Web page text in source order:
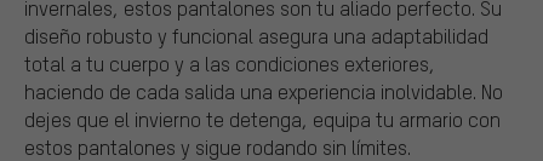
invernales, estos pantalones son tu aliado perfecto. Su
diseño robusto y funcional asegura una adaptabilidad
total a tu cuerpo y a las condiciones exteriores,
haciendo de cada salida una experiencia inolvidable. No
dejes que el invierno te detenga, equipa tu armario con
estos pantalones y sigue rodando sin límites.